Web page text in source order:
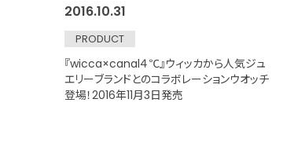
2016.10.31
PRODUCT
『wicca×canal４℃』ウィッカから人気ジュ
エリーブランドとのコラボレーションウオッチ
登場！2016年11月3日発売